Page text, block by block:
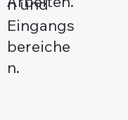
n und
Eingangs
bereiche
n.